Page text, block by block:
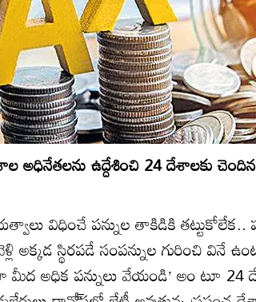
అధినేతలను ఉద్దేశించి 24 దేశాలకు
విధించే పన్నుల తాకిడికి
అక్కడ స్థిరపడే సంపన్నుల గురించి వినే
అధిక పన్నులు వేయండి’ అం టూ 24